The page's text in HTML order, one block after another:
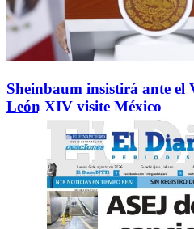
Sheinbaum insistirá ante el
León XIV visite México